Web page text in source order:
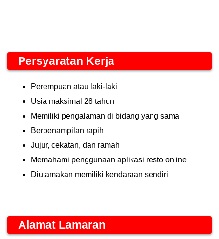
Persyaratan Kerja
Perempuan atau laki-laki
Usia maksimal 28 tahun
Memiliki pengalaman di bidang yang sama
Berpenampilan rapih
Jujur, cekatan, dan ramah
Memahami penggunaan aplikasi resto online
Diutamakan memiliki kendaraan sendiri
Alamat Lamaran